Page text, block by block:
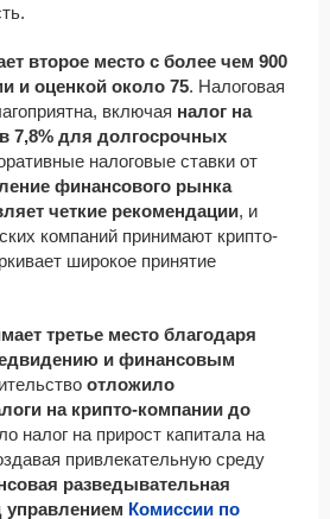
второе место с более чем 900
и оценкой около 75. Налоговая
включая налог на
7,8% для долгосрочных
налоговые ставки от
финансового рынка
четкие рекомендации, и
компаний принимают крипто-
широкое принятие
третье место благодаря
и финансовым
отложило
на крипто-компании до
налог на прирост капитала на
привлекательную среду
разведывательная
управлением Комиссии по